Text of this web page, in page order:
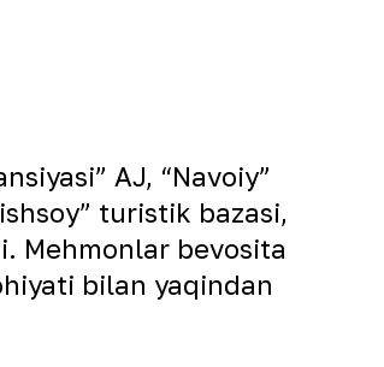
AJ, “Navoiy”
turistik bazasi,
Mehmonlar bevosita
bilan yaqindan